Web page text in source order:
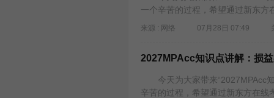
一个辛苦的过程，希望通过新东
来源 : 网络 07月28日 07:49
2027MPAcc知识点讲解：损
今天为大家带来“2027MPAcc知
辛苦的过程，希望通过新东方在